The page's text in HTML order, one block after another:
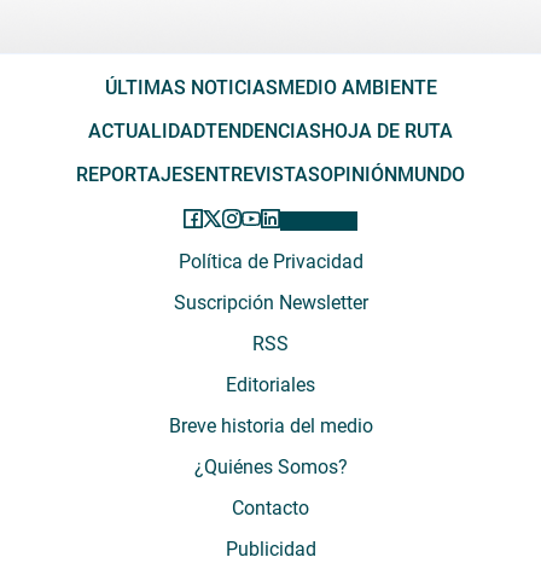
ÚLTIMAS NOTICIASMEDIO AMBIENTE
ACTUALIDADTENDENCIASHOJA DE RUTA
REPORTAJESENTREVISTASOPINIÓNMUNDO
Política de Privacidad
Suscripción Newsletter
RSS
Editoriales
Breve historia del medio
¿Quiénes Somos?
Contacto
Publicidad